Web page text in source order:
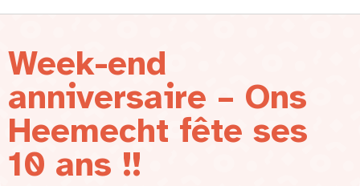
Week-end
anniversaire – Ons
Heemecht fête ses
10 ans !!